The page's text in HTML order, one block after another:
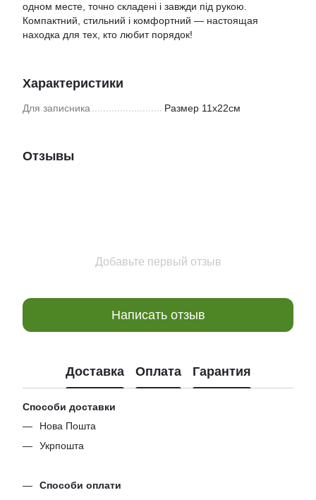
одном месте, точно складені і завжди під рукою.
Компактний, стильний і комфортний — настоящая
находка для тех, кто любит порядок!
Характеристики
Для записника Размер 11х22см
Отзывы
Добавьте первый отзыв
Написать отзыв
Доставка Оплата Гарантия
Способи доставки
Нова Пошта
Укрпошта
Способи оплати